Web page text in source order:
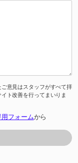
意見はスタッフがすべて拝
ト改善を行ってまいりま
フォームから